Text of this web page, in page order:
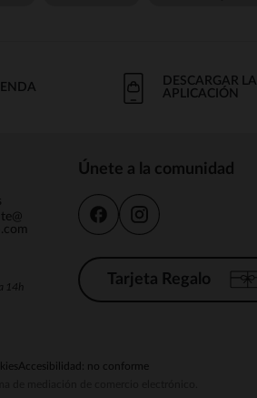
DESCARGAR LA
APLICACIÓN
14h
Únete a la comunidad
Tarjeta Regalo
Accesibilidad: no conforme